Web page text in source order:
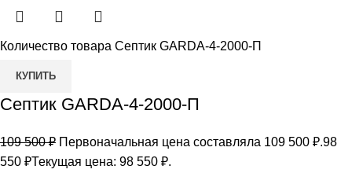
Количество товара Септик GARDA-4-2000-П
КУПИТЬ
Септик GARDA-4-2000-П
109 500₽ Первоначальная цена составляла 109 500 ₽.98
550 ₽Текущая цена: 98 550 ₽.